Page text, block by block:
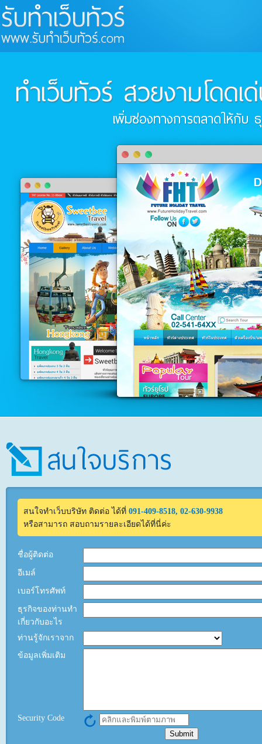
สนใจทำเว็บบริษัท ติดต่อ ได้ที่ 091-409-8518, 02-630-9938
หรือสามารถ สอบถามรายละเอียดได้ที่นี่ค่ะ
ชื่อผู้ติดต่อ
อีเมล์
เบอร์โทรศัพท์
ธุรกิจของท่านทำ
เกี่ยวกับอะไร
ท่านรู้จักเราจาก
ข้อมูลเพิ่มเติม
Security Code